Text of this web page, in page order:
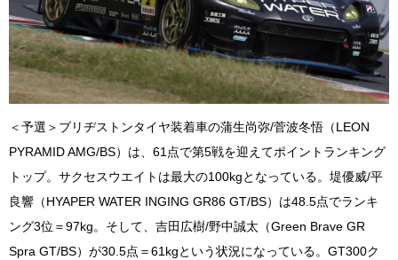
＜予選＞ブリヂストンタイヤ装着車の蒲生尚弥/菅波冬悟（LEON
PYRAMID AMG/BS）は、61点で第5戦を迎えてポイントランキング
トップ。サクセスウエイトは最大の100kgとなっている。堤優威/平
良響（HYAPER WATER INGING GR86 GT/BS）は48.5点でランキ
ング3位＝97kg。そして、吉田広樹/野中誠太（Green Brave GR
Spra GT/BS）が30.5点＝61kgという状況になっている。GT300ク